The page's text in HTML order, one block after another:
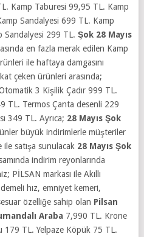
Kamp Taburesi 99,95 TL. Kamp
Sandalyesi 699 TL. Kamp
Sandalyesi 299 TL. Şok 28 Mayıs
en fazla merak edilen Kamp
ile haftaya damgasını
çeken ürünleri arasında;
3 Kişilik Çadır 999 TL.
TL. Termos Çanta desenli 229
349 TL. Ayrıca; 28 Mayıs Şok
büyük indirimlerle müşteriler
satışa sunulacak 28 Mayıs Şok
indirim reyonlarında
PİLSAN markası ile Akıllı
hız, emniyet kemeri,
özelliğe sahip olan Pilsan
Araba 7,990 TL. Krone
TL. Yelpaze Köpük 75 TL.